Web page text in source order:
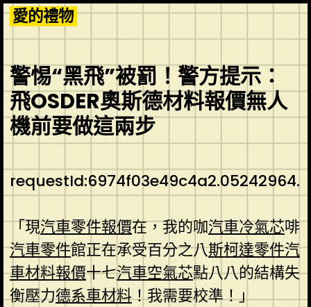
Skip
to
content
愛的禮物
警惕“黑飛”被罰！警方提示：
飛OSDER奧斯德材料報價無人
機前要做這兩步
requestId:6974f03e49c4a2.05242964.
「現汽車零件報價在，我的咖汽車冷氣芯啡
汽車零件館正在承受百分之八斯柯達零件汽
車材料報價十七汽車空氣芯點八八的結構失
衡壓力德系車材料！我需要校準！」